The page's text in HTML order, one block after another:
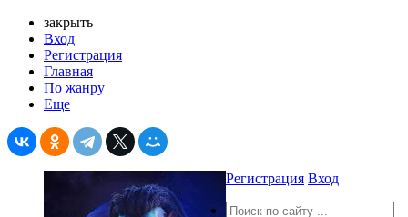
закрыть
Вход
Регистрация
Главная
По жанру
Еще
Регистрация Вход